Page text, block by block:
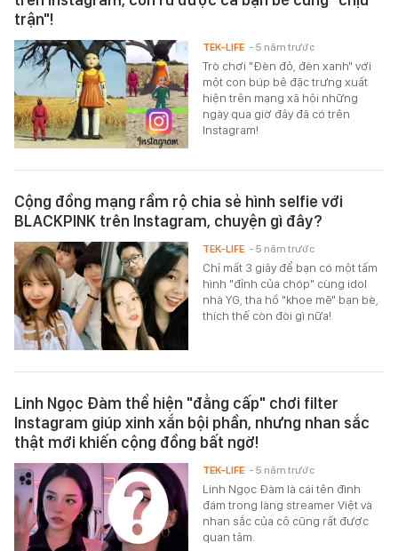
trận"!
Trò chơi "Đèn đỏ, đèn xanh" với
một con búp bê đặc trưng xuất
hiện trên mạng xã hội những
ngày qua giờ đây đã có trên
Instagram!
TEK-LIFE - 5 năm trước
Cộng đồng mạng rầm rộ chia sẻ hình selfie với
BLACKPINK trên Instagram, chuyện gì đây?
Chỉ mất 3 giây để bạn có một tấm
hình "đỉnh của chóp" cùng idol
nhà YG, tha hồ "khoe mẽ" bạn bè,
thích thế còn đòi gì nữa!
TEK-LIFE - 5 năm trước
Linh Ngọc Đàm thể hiện "đẳng cấp" chơi filter
Instagram giúp xinh xắn bội phần, nhưng nhan sắc
thật mới khiến cộng đồng bất ngờ!
Linh Ngọc Đàm là cái tên đình
đám trong làng streamer Việt và
nhan sắc của cô cũng rất được
quan tâm.
TEK-LIFE - 5 năm trước